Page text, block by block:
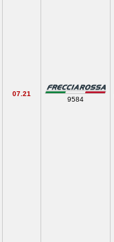
07.21
9584